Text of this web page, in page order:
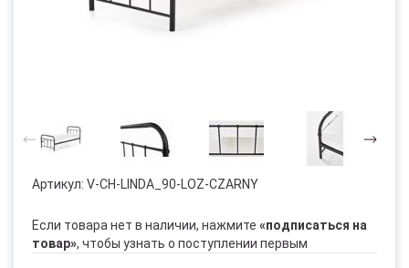
Артикул: V-CH-LINDA_90-LOZ-CZARNY
Если товара нет в наличии, нажмите «подписаться на
товар», чтобы узнать о поступлении первым